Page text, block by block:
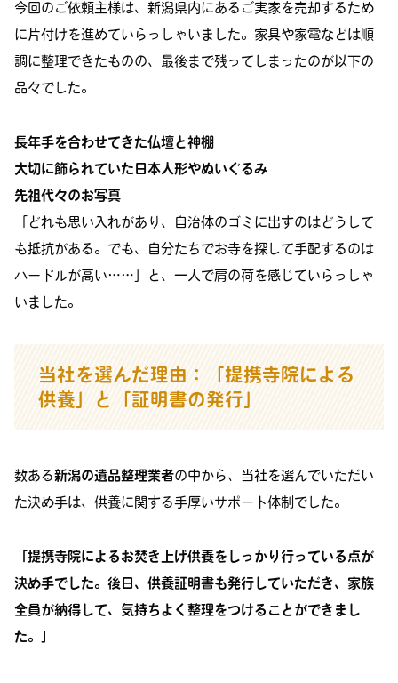
今回のご依頼主様は、新潟県内にあるご実家を売却するため
に片付けを進めていらっしゃいました。家具や家電などは順
調に整理できたものの、最後まで残ってしまったのが以下の
品々でした。
長年手を合わせてきた仏壇と神棚
大切に飾られていた日本人形やぬいぐるみ
先祖代々のお写真
「どれも思い入れがあり、自治体のゴミに出すのはどうして
も抵抗がある。でも、自分たちでお寺を探して手配するのは
ハードルが高い……」と、一人で肩の荷を感じていらっしゃ
いました。
当社を選んだ理由：「提携寺院による
供養」と「証明書の発行」
数ある新潟の遺品整理業者の中から、当社を選んでいただい
た決め手は、供養に関する手厚いサポート体制でした。
「提携寺院によるお焚き上げ供養をしっかり行っている点が
決め手でした。後日、供養証明書も発行していただき、家族
全員が納得して、気持ちよく整理をつけることができまし
た。」